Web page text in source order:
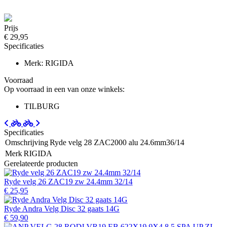
Prijs
€ 29,95
Specificaties
Merk: RIGIDA
Voorraad
Op voorraad in een van onze winkels:
TILBURG
Specificaties
OmschrijvingRyde velg 28 ZAC2000 alu 24.6mm36/14
MerkRIGIDA
Gerelateerde producten
Ryde velg 26 ZAC19 zw 24.4mm 32/14
€ 25,95
Ryde Andra Velg Disc 32 gaats 14G
€ 59,90